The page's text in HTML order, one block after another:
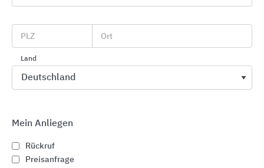
PLZ Ort
Land
Mein Anliegen
Rückruf
Preisanfrage